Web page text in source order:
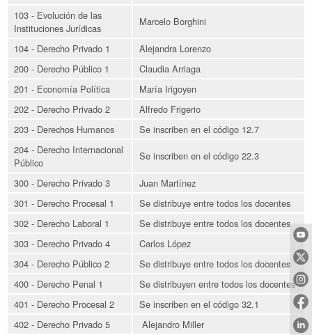
103 - Evolución de las
Instituciones Jurídicas
Marcelo Borghini
104 - Derecho Privado 1
Alejandra Lorenzo
200 - Derecho Público 1
Claudia Arriaga
201 - Economía Política
María Irigoyen
202 - Derecho Privado 2
Alfredo Frigerio
203 - Derechos Humanos
Se inscriben en el código 12.7
204 - Derecho Internacional
Público
Se inscriben en el código 22.3
300 - Derecho Privado 3
Juan Martínez
301 - Derecho Procesal 1
Se distribuye entre todos los docentes
302 - Derecho Laboral 1
Se distribuye entre todos los docentes
303 - Derecho Privado 4
Carlos López
304 - Derecho Público 2
Se distribuye entre todos los docentes
400 - Derecho Penal 1
Se distribuyen entre todos los docentes
401 - Derecho Procesal 2
Se inscriben en el código 32.1
402 - Derecho Privado 5
Alejandro Miller